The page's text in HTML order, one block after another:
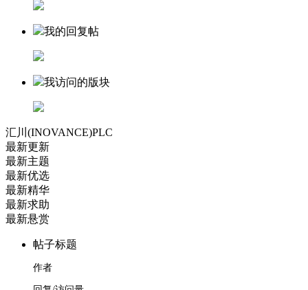
我的回复帖
我访问的版块
汇川(INOVANCE)PLC
最新更新
最新主题
最新优选
最新精华
最新求助
最新悬赏
帖子标题
作者